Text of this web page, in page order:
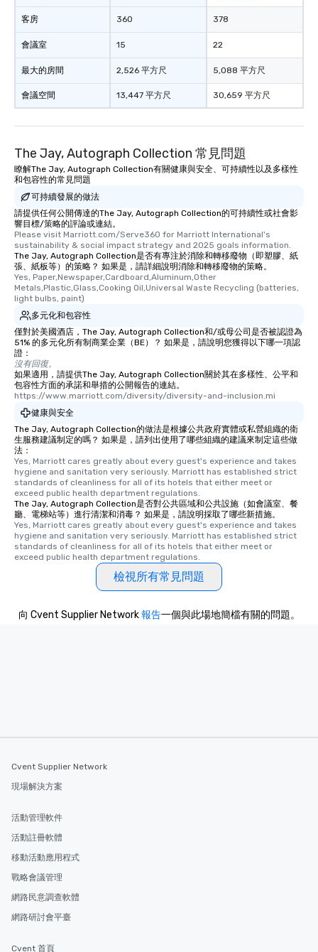
客房
會議室
最大的房間
會議空間
360
15
2,526 平方尺
13,447 平方尺
378
22
5,088 平方尺
30,659 平方尺
The Jay, Autograph Collection 常見問題
瞭解The Jay, Autograph Collection有關健康與安全、可持續性以及多樣性
和包容性的常見問題
可持續發展的做法
請提供任何公開傳達的The Jay, Autograph Collection的可持續性或社會影
響目標/策略的評論或連結。
Please visit Marriott.com/Serve360 for Marriott International's
sustainability & social impact strategy and 2025 goals information.
The Jay, Autograph Collection是否有專注於消除和轉移廢物（即塑膠、紙
張、紙板等）的策略？ 如果是，請詳細說明消除和轉移廢物的策略。
Yes, Paper,Newspaper,Cardboard,Aluminum,Other
Metals,Plastic,Glass,Cooking Oil,Universal Waste Recycling (batteries,
light bulbs, paint)
多元化和包容性
僅對於美國酒店，The Jay, Autograph Collection和/或母公司是否被認證為
51% 的多元化所有制商業企業（BE）？ 如果是，請說明您獲得以下哪一項認
證：
沒有回復。
如果適用，請提供The Jay, Autograph Collection關於其在多樣性、公平和
包容性方面的承諾和舉措的公開報告的連結。
https://www.marriott.com/diversity/diversity-and-inclusion.mi
健康與安全
The Jay, Autograph Collection的做法是根據公共政府實體或私營組織的衛
生服務建議制定的嗎？ 如果是，請列出使用了哪些組織的建議來制定這些做
法：
Yes, Marriott cares greatly about every guest's experience and takes
hygiene and sanitation very seriously. Marriott has established strict
standards of cleanliness for all of its hotels that either meet or
exceed public health department regulations.
The Jay, Autograph Collection是否對公共區域和公共設施（如會議室、餐
廳、電梯站等）進行清潔和消毒？ 如果是，請說明採取了哪些新措施。
Yes, Marriott cares greatly about every guest's experience and takes
hygiene and sanitation very seriously. Marriott has established strict
standards of cleanliness for all of its hotels that either meet or
exceed public health department regulations.
檢視所有常見問題
向 Cvent Supplier Network報告一個與此場地簡檔有關的問題。
Cvent Supplier Network
現場解決方案
活動管理軟件
活動註冊軟體
移動活動應用程式
戰略會議管理
網路民意調查軟體
網路研討會平臺
Cvent 首頁